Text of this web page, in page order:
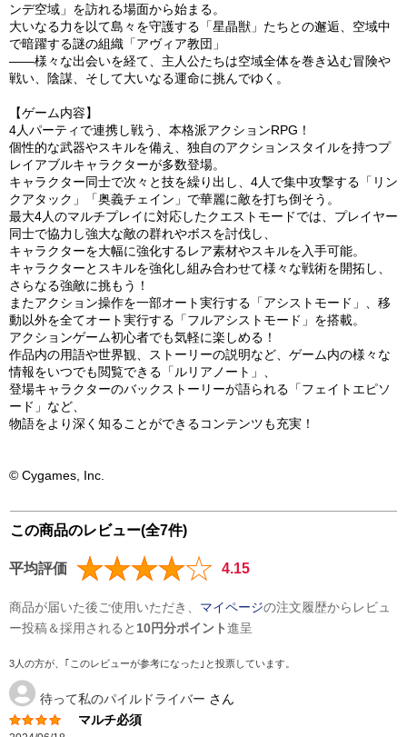
ンデ空域」を訪れる場面から始まる。
大いなる力を以て島々を守護する「星晶獣」たちとの邂逅、空域中
で暗躍する謎の組織「アヴィア教団」
――様々な出会いを経て、主人公たちは空域全体を巻き込む冒険や
戦い、陰謀、そして大いなる運命に挑んでゆく。
【ゲーム内容】
4人パーティで連携し戦う、本格派アクションRPG！
個性的な武器やスキルを備え、独自のアクションスタイルを持つプ
レイアブルキャラクターが多数登場。
キャラクター同士で次々と技を繰り出し、4人で集中攻撃する「リン
クアタック」「奥義チェイン」で華麗に敵を打ち倒そう。
最大4人のマルチプレイに対応したクエストモードでは、プレイヤー
同士で協力し強大な敵の群れやボスを討伐し、
キャラクターを大幅に強化するレア素材やスキルを入手可能。
キャラクターとスキルを強化し組み合わせて様々な戦術を開拓し、
さらなる強敵に挑もう！
またアクション操作を一部オート実行する「アシストモード」、移
動以外を全てオート実行する「フルアシストモード」を搭載。
アクションゲーム初心者でも気軽に楽しめる！
作品内の用語や世界観、ストーリーの説明など、ゲーム内の様々な
情報をいつでも閲覧できる「ルリアノート」、
登場キャラクターのバックストーリーが語られる「フェイトエピソ
ード」など、
物語をより深く知ることができるコンテンツも充実！
© Cygames, Inc.
この商品のレビュー(全7件)
平均評価 4.15
商品が届いた後ご使用いただき、 マイページの注文履歴からレビュ
ー投稿＆採用されると 10円分ポイント進呈
3人の方が、｢このレビューが参考になった｣と投票しています。
待って私のパイルドライバー さん
マルチ必須